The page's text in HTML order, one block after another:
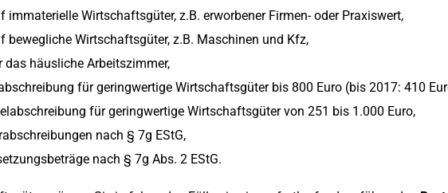
immaterielle Wirtschaftsgüter, z.B. erworbener Firmen- oder Praxiswert,
bewegliche Wirtschaftsgüter, z.B. Maschinen und Kfz,
das häusliche Arbeitszimmer,
für geringwertige Wirtschaftsgüter bis 800 Euro (bis 2017: 410
für geringwertige Wirtschaftsgüter von 251 bis 1.000 Euro,
nach § 7g EStG,
nach § 7g Abs. 2 EStG.